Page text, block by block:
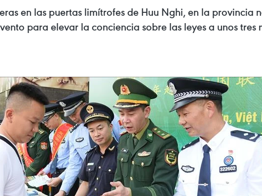
en las puertas limítrofes de Huu Nghi, en la provincia
para elevar la conciencia sobre las leyes a unos